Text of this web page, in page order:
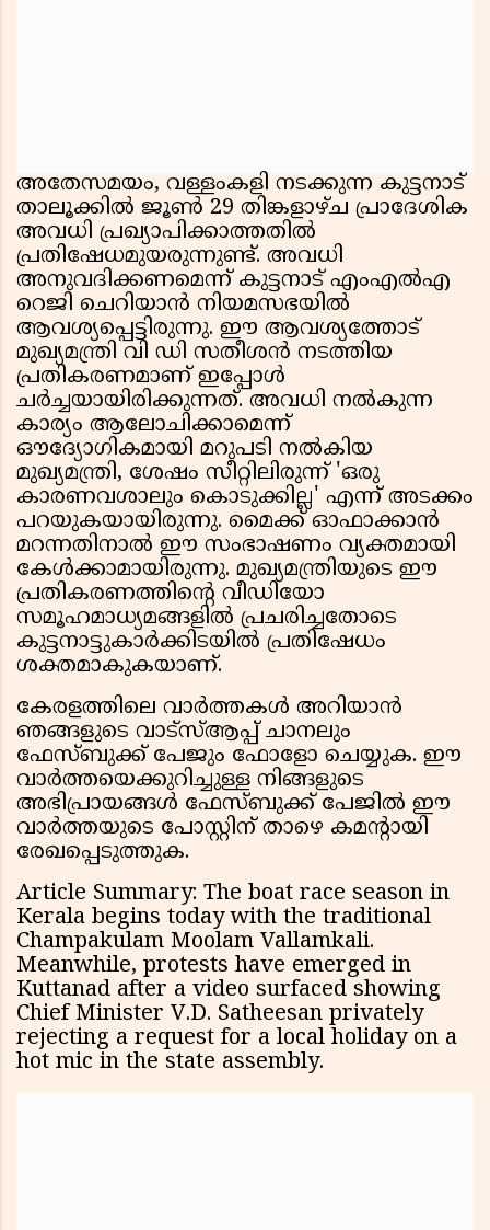
അതേസമയം, വള്ളംകളി നടക്കുന്ന കുട്ടനാട്
താലൂക്കിൽ ജൂൺ 29 തിങ്കളാഴ്ച പ്രാദേശിക
അവധി പ്രഖ്യാപിക്കാത്തതിൽ
പ്രതിഷേധമുയരുന്നുണ്ട്. അവധി
അനുവദിക്കണമെന്ന് കുട്ടനാട് എംഎൽഎ
റെജി ചെറിയാൻ നിയമസഭയിൽ
ആവശ്യപ്പെട്ടിരുന്നു. ഈ ആവശ്യത്തോട്
മുഖ്യമന്ത്രി വി ഡി സതീശൻ നടത്തിയ
പ്രതികരണമാണ് ഇപ്പോൾ
ചർച്ചയായിരിക്കുന്നത്. അവധി നൽകുന്ന
കാര്യം ആലോചിക്കാമെന്ന്
ഔദ്യോഗികമായി മറുപടി നൽകിയ
മുഖ്യമന്ത്രി, ശേഷം സീറ്റിലിരുന്ന് 'ഒരു
കാരണവശാലും കൊടുക്കില്ല' എന്ന് അടക്കം
പറയുകയായിരുന്നു. മൈക്ക് ഓഫാക്കാൻ
മറന്നതിനാൽ ഈ സംഭാഷണം വ്യക്തമായി
കേൾക്കാമായിരുന്നു. മുഖ്യമന്ത്രിയുടെ ഈ
പ്രതികരണത്തിൻ്റെ വീഡിയോ
സമൂഹമാധ്യമങ്ങളിൽ പ്രചരിച്ചതോടെ
കുട്ടനാട്ടുകാർക്കിടയിൽ പ്രതിഷേധം
ശക്തമാകുകയാണ്.
കേരളത്തിലെ വാർത്തകൾ അറിയാൻ
ഞങ്ങളുടെ വാട്സ്ആപ്പ് ചാനലും
ഫേസ്ബുക്ക് പേജും ഫോളോ ചെയ്യുക. ഈ
വാർത്തയെക്കുറിച്ചുള്ള നിങ്ങളുടെ
അഭിപ്രായങ്ങൾ ഫേസ്ബുക്ക് പേജിൽ ഈ
വാർത്തയുടെ പോസ്റ്റിന് താഴെ കമൻ്റായി
രേഖപ്പെടുത്തുക.
Article Summary: The boat race season in
Kerala begins today with the traditional
Champakulam Moolam Vallamkali.
Meanwhile, protests have emerged in
Kuttanad after a video surfaced showing
Chief Minister V.D. Satheesan privately
rejecting a request for a local holiday on a
hot mic in the state assembly.